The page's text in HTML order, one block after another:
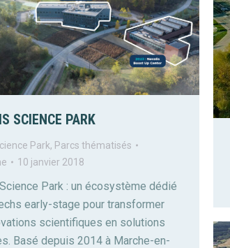
SCIENCE PARK
Park, Parcs thématisés
10 janvier 2018
Park : un écosystème dédié
early-stage pour transformer
scientifiques en solutions
Basé depuis 2014 à Marche-en-